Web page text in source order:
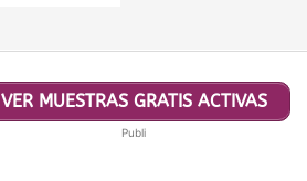
VER MUESTRAS GRATIS ACTIVAS
Publi